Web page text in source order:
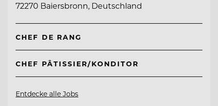
72270 Baiersbronn, Deutschland
CHEF DE RANG
CHEF PÂTISSIER/KONDITOR
Entdecke alle Jobs